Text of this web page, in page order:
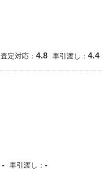
査定対応： 4.8 車引渡し： 4.4
- 車引渡し： -